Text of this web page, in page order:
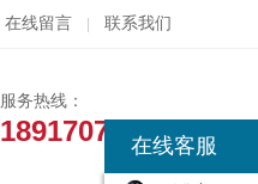
在线留言 联系我们
服务热线：
18917074297在线客服